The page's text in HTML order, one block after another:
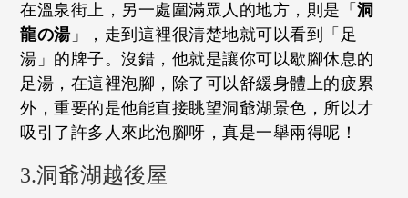
在溫泉街上，另一處圍滿眾人的地方，則是「洞
龍の湯」，走到這裡很清楚地就可以看到「足
湯」的牌子。沒錯，他就是讓你可以歇腳休息的
足湯，在這裡泡腳，除了可以舒緩身體上的疲累
外，重要的是他能直接眺望洞爺湖景色，所以才
吸引了許多人來此泡腳呀，真是一舉兩得呢！
3.洞爺湖越後屋